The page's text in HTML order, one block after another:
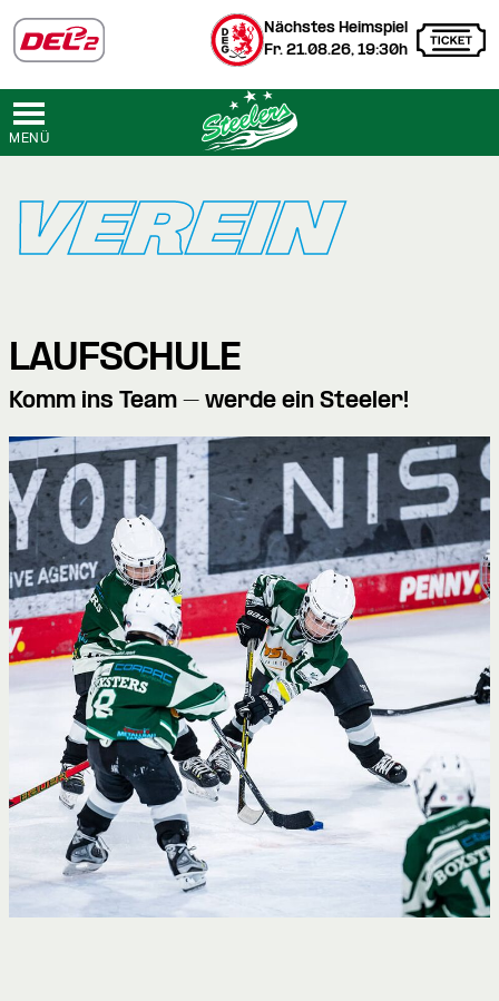
Nächstes Heimspiel
Fr. 21.08.26, 19:30h
MENÜ
VEREIN
LAUFSCHULE
Komm ins Team – werde ein Steeler!